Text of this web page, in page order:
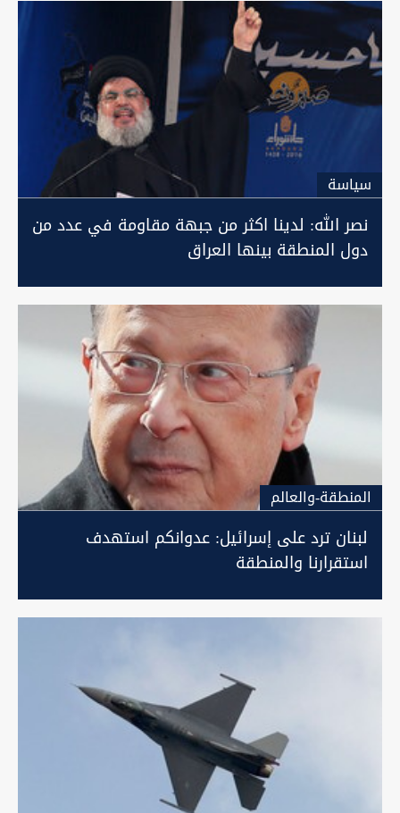
سیاسة
نصر الله: لدينا اكثر من جبهة مقاومة في عدد من
دول المنطقة بينها العراق
المنطقة-والعالم
لبنان ترد على إسرائيل: عدوانكم استهدف
استقرارنا والمنطقة